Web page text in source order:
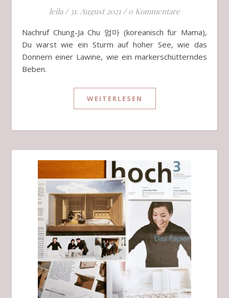
leila / 31. August 2021 / 0 Kommentare
Nachruf Chung-Ja Chu 엄마 (koreanisch für Mama),
Du warst wie ein Sturm auf hoher See, wie das
Donnern einer Lawine, wie ein markerschütterndes
Beben.
WEITERLESEN